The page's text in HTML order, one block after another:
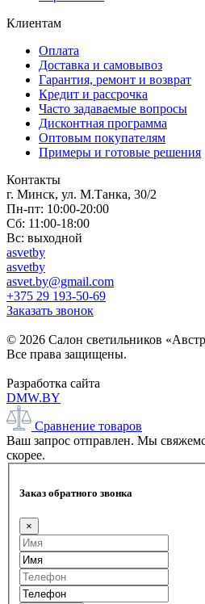
Клиентам
Оплата
Доставка и самовывоз
Гарантия, ремонт и возврат
Кредит и рассрочка
Часто задаваемые вопросы
Дисконтная программа
Оптовым покупателям
Примеры и готовые решения
Контакты
г. Минск, ул. М.Танка, 30/2
Пн-пт: 10:00-20:00
Сб: 11:00-18:00
Вс: выходной
asvetby
asvetby
asvet.by@gmail.com
+375 29 193-50-69
Заказать звонок
© 2026 Салон светильников
Все права защищены.
Разработка сайта
DMW.BY
Сравнение товаров
Ваш запрос отправлен. Мы
скорее.
Заказ обратного звонка
×